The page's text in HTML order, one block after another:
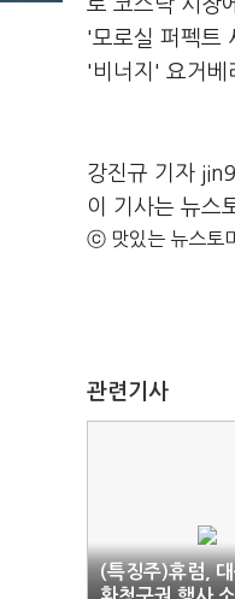
로 코스닥 시장
'모로실 퍼펙트
'비너지' 요거베
강진규 기자
이 기사는 뉴스
ⓒ 맛있는 뉴스토
관련기사
(특징주)휴럼,